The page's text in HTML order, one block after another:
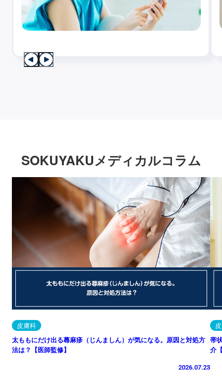
SOKUYAKUメディカルコラム
皮膚科
太ももにだけ出る蕁麻疹（じんましん）が気になる。原因と対処方
法は？【医師監修】
2026.07.23
帯
介